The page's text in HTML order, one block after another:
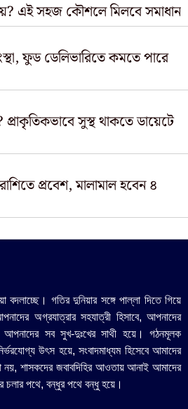
এই সহজ কৌশলে মিলবে সমাধান
ফুড ডেলিভারিতে কমতে পারে
সুস্থ থাকতে ডায়েটে
প্রবেশ, মালামাল হবেন ৪
বদলাচ্ছে। গতির দুনিয়ার সঙ্গে পাল্লা দিতে গিয়ে
অগ্রযাত্রার সহযাত্রী হিসাবে, আপনাদের
আপনাদের সব সুখ-দুঃখের সাথী হয়ে। গঠনমূলক
উ‍ৎস হয়ে, সংবাদমাধ্যম হিসেবে আমাদের
শাসকদের জবাবদিহির আওতায় আনাই আমাদের
চলার পথে, বন্ধুর পথে বন্ধু হয়ে।